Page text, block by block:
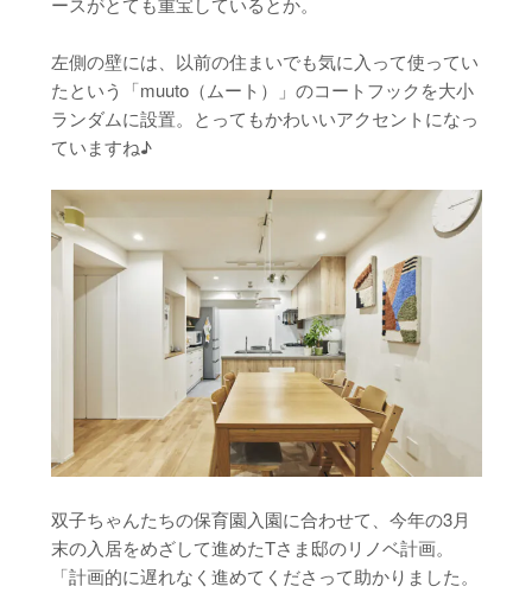
左側の壁には、以前の住まいでも気に入って使ってい
たという「muuto（ムート）」のコートフックを大小
ランダムに設置。とってもかわいいアクセントになっ
ていますね♪
双子ちゃんたちの保育園入園に合わせて、今年の3月
末の入居をめざして進めたTさま邸のリノベ計画。
「計画的に遅れなく進めてくださって助かりました。